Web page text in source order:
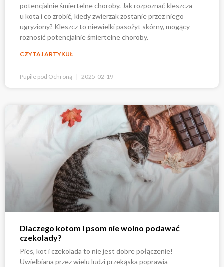
potencjalnie śmiertelne choroby. Jak rozpoznać kleszcza
u kota i co zrobić, kiedy zwierzak zostanie przez niego
ugryziony? Kleszcz to niewielki pasożyt skórny, mogący
roznosić potencjalnie śmiertelne choroby.
CZYTAJ ARTYKUŁ
Pupile pod Ochroną 2025-02-19
Dlaczego kotom i psom nie wolno podawać
czekolady?
Pies, kot i czekolada to nie jest dobre połączenie!
Uwielbiana przez wielu ludzi przekąska poprawia